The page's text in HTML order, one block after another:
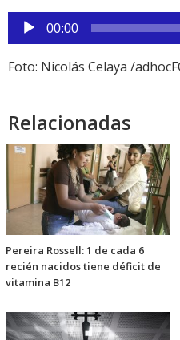
Reproductor
de
audio
00:00
Foto: Nicolás Celaya /
Relacionadas
Pereira Rossell: 1 de cada 6
recién nacidos tiene déficit de
vitamina B12